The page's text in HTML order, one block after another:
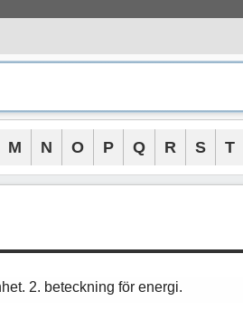
M N O P Q R S T
2. beteckning för energi.